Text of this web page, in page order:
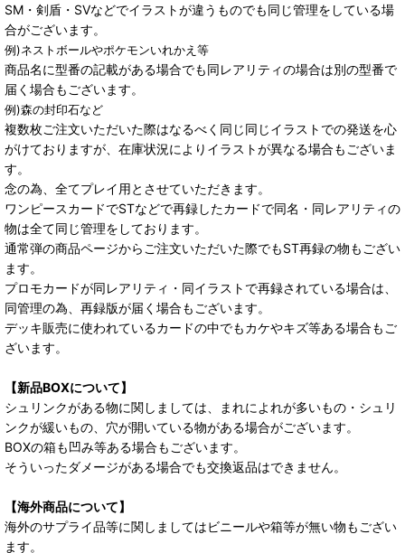
SM・剣盾・SVなどでイラストが違うものでも同じ管理をしている場
合がございます。
例)ネストボールやポケモンいれかえ等
商品名に型番の記載がある場合でも同レアリティの場合は別の型番で
届く場合もございます。
例)森の封印石など
複数枚ご注文いただいた際はなるべく同じ同じイラストでの発送を心
がけておりますが、在庫状況によりイラストが異なる場合もございま
す。
念の為、全てプレイ用とさせていただきます。
ワンピースカードでSTなどで再録したカードで同名・同レアリティの
物は全て同じ管理をしております。
通常弾の商品ページからご注文いただいた際でもST再録の物もござい
ます。
プロモカードが同レアリティ・同イラストで再録されている場合は、
同管理の為、再録版が届く場合もございます。
デッキ販売に使われているカードの中でもカケやキズ等ある場合もご
ざいます。
【新品BOXについて】
シュリンクがある物に関しましては、まれによれが多いもの・シュリ
ンクが緩いもの、穴が開いている物がある場合がございます。
BOXの箱も凹み等ある場合もございます。
そういったダメージがある場合でも交換返品はできません。
【海外商品について】
海外のサプライ品等に関しましてはビニールや箱等が無い物もござい
ます。